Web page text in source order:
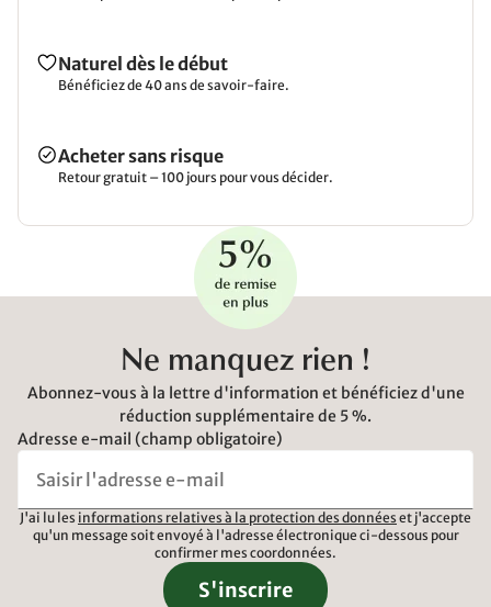
Naturel dès le début
Bénéficiez de 40 ans de savoir-faire.
Acheter sans risque
Retour gratuit – 100 jours pour vous décider.
Ne manquez rien !
Abonnez-vous à la lettre d'information et bénéficiez d'une
réduction supplémentaire de 5 %.
Adresse e-mail (champ obligatoire)
J'ai lu les informations relatives à la protection des données et j'accepte
qu'un message soit envoyé à l'adresse électronique ci-dessous pour
confirmer mes coordonnées.
S'inscrire